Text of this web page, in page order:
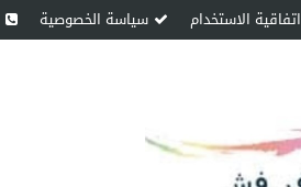
اتفاقية الاستخدام سياسة الخصوصية